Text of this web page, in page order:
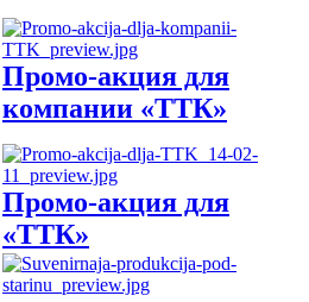
Промо-акция для
компании «ТТК»
Промо-акция для
«ТТК»